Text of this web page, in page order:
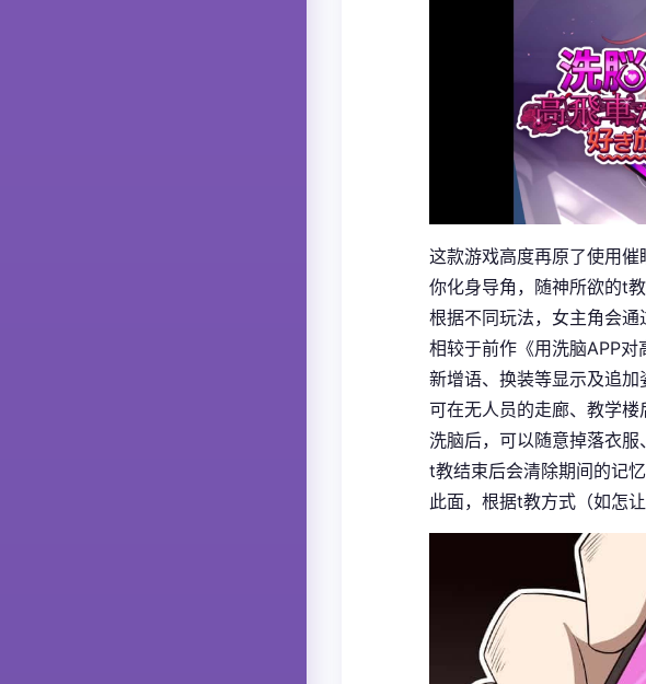
这款游戏高度再原了使用
你化身导角，随神所欲的t教
根据不同玩法，女主角会
相较于前作《用洗脑APP对
新增语、换装等显示及追
可在无人员的走廊、教学楼
洗脑后，可以随意掉落衣
t教结束后会清除期间的记
此面，根据t教方式（如怎